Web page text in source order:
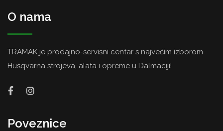
O nama
TRAMAK je prodajno-servisni centar s najvećim izborom
Husqvarna strojeva, alata i opreme u Dalmaciji!
Poveznice